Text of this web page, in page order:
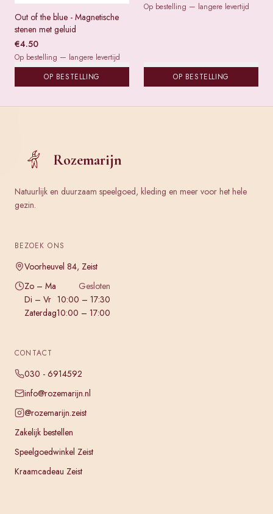
Out of the blue - Magnetische
stenen met geluid
€4.50
Op bestelling — langere levertijd
OP BESTELLING
Op bestelling — langere levertijd
OP BESTELLING
Rozemarijn
Natuurlijk en duurzaam speelgoed, kleding en meer voor het hele
gezin.
BEZOEK ONS
Voorheuvel 84, Zeist
Zo – Ma
Gesloten
Di – Vr 10:00 – 17:30
Zaterdag10:00 – 17:00
CONTACT
030 - 6914592
info@rozemarijn.nl
@rozemarijn.zeist
Zakelijk bestellen
Speelgoedwinkel Zeist
Kraamcadeau Zeist